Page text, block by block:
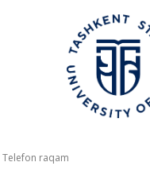
Telefon raqam